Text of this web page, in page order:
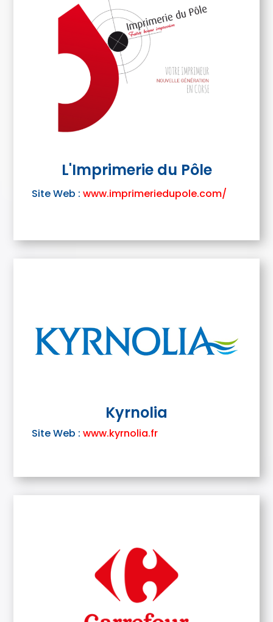
L'Imprimerie du Pôle
Site Web :www.imprimeriedupole.com/
Kyrnolia
Site Web :www.kyrnolia.fr